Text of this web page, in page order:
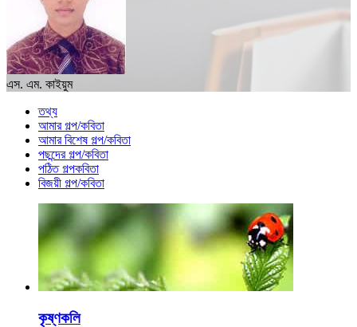
এস. এম. কাইয়ুম
তথ্য
আমার গল্প/কবিতা
আমার বিশেষ গল্প/কবিতা
পছন্দের গল্প/কবিতা
পঠিত গল্পকবিতা
বিজয়ী গল্প/কবিতা
কৃষ্ণকলি